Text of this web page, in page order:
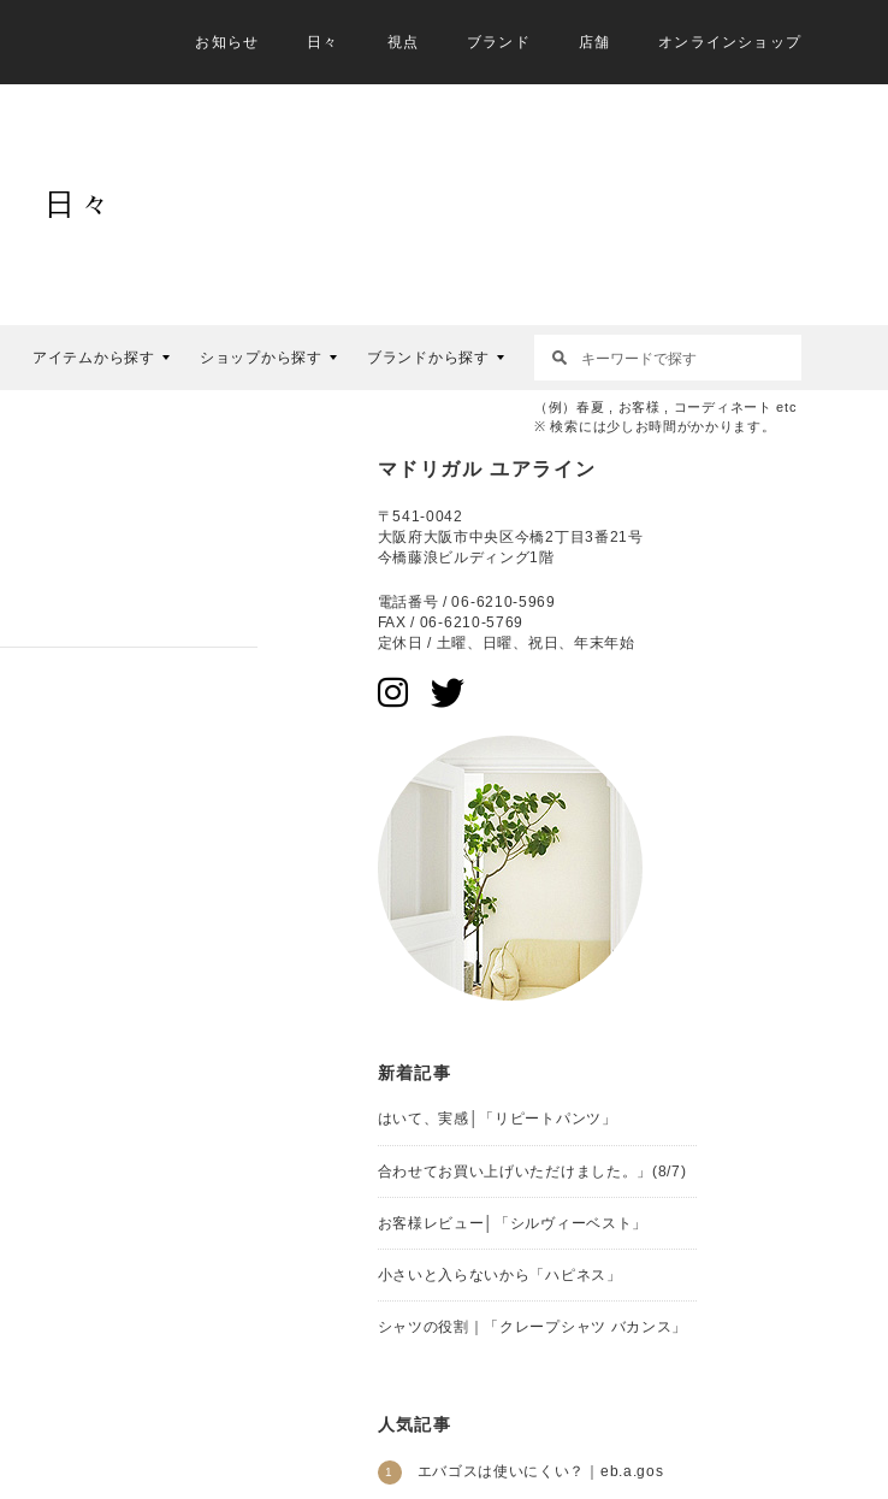
お知らせ 日々 視点 ブランド 店舗 オンラインショップ
日々
アイテムから探す ショップから探す ブランドから探す
（例）春夏 , お客様 , コーディネート etc
※ 検索には少しお時間がかかります。
マドリガル ユアライン
〒541-0042
大阪府大阪市中央区今橋2丁目3番21号
今橋藤浪ビルディング1階
電話番号 / 06-6210-5969
FAX / 06-6210-5769
定休日 / 土曜、日曜、祝日、年末年始
新着記事
はいて、実感│「リピートパンツ」
合わせてお買い上げいただけました。」(8/7)
お客様レビュー│「シルヴィーベスト」
小さいと入らないから「ハピネス」
シャツの役割｜「クレープシャツ バカンス」
人気記事
エバゴスは使いにくい？｜eb.a.gos